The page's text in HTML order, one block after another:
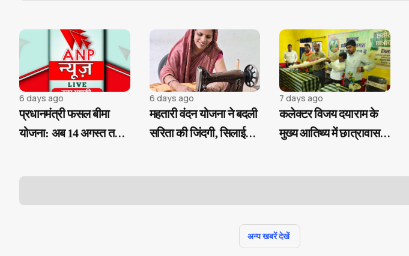
6 days ago
प्रधानमंत्री फसल बीमा
योजना: अब 14 अगस्त तक
6 days ago
महतारी वंदन योजना ने बदली
सरिता की जिंदगी, सिलाई
7 days ago
कलेक्टर विजय दयाराम के
मुख्य आतिथ्य में छात्रावास
अन्य खबरें देखें